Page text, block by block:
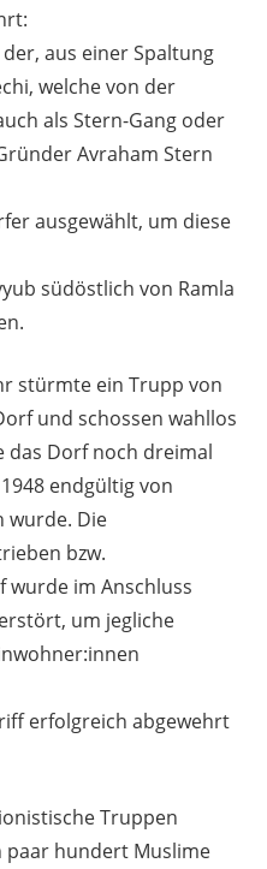
aus einer Spaltung
welche von der
als Stern-Gang oder
Avraham Stern
ausgewählt, um diese
südöstlich von Ramla
stürmte ein Trupp von
und schossen wahllos
das Dorf noch dreimal
endgültig von
wurde. Die
bzw.
wurde im Anschluss
um jegliche
erfolgreich abgewehrt
Truppen
paar hundert Muslime